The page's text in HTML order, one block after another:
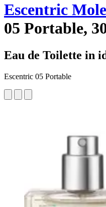
Escentric
05 Portable,
Eau de Toilette in
Escentric 05 Portable